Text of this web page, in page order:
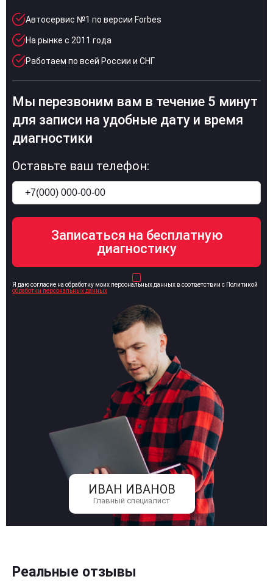
Автосервис №1 по версии Forbes
На рынке с 2011 года
Работаем по всей России и СНГ
ИВАН ИВАНОВ
Главный специалист
Мы перезвоним вам в течение 5 минут
для записи на удобные дату и время
диагностики
Оставьте ваш телефон:
Я даю согласие на обработку моих персональных данных в соответствии с Политикой
обработки персональных данных
Реальные отзывы